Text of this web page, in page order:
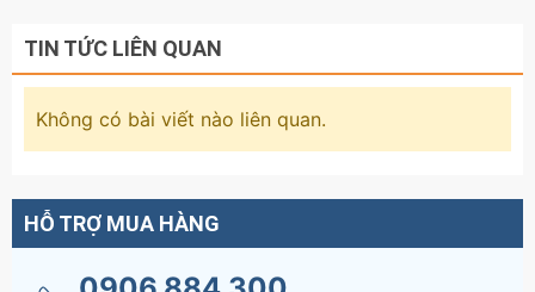
TIN TỨC LIÊN QUAN
Không có bài viết nào liên quan.
HỖ TRỢ MUA HÀNG